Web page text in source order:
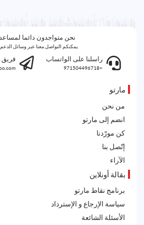
نحن متواجدون دائما
يمكنكم التواصل معنا عبر وسائل الدعم
راسلنا على الواتساب
+971504496718
فريق
مارتو
من نحن
انضم إلى مارتو
كن مورّدنا
إتّصل بنا
الآراء
بقالة أونلاين
برنامج نقاط مارتو
سياسة الإرجاع و الإسترداد
الأسئلة الشائعة